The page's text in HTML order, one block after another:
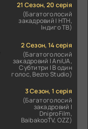
21 Сезон, 20 серія
(Багатоголосий
закадровий | НТН,
Індиго ТВ)
2 Сезон, 14 серія
(Багатоголосий
закадровий | AniUA,
Субтитри | В один
голос, Bezro Studio)
3 Сезон, 1 серія
(Багатоголосий
закадровий |
DniproFilm,
BaibakooTV, OZZ)